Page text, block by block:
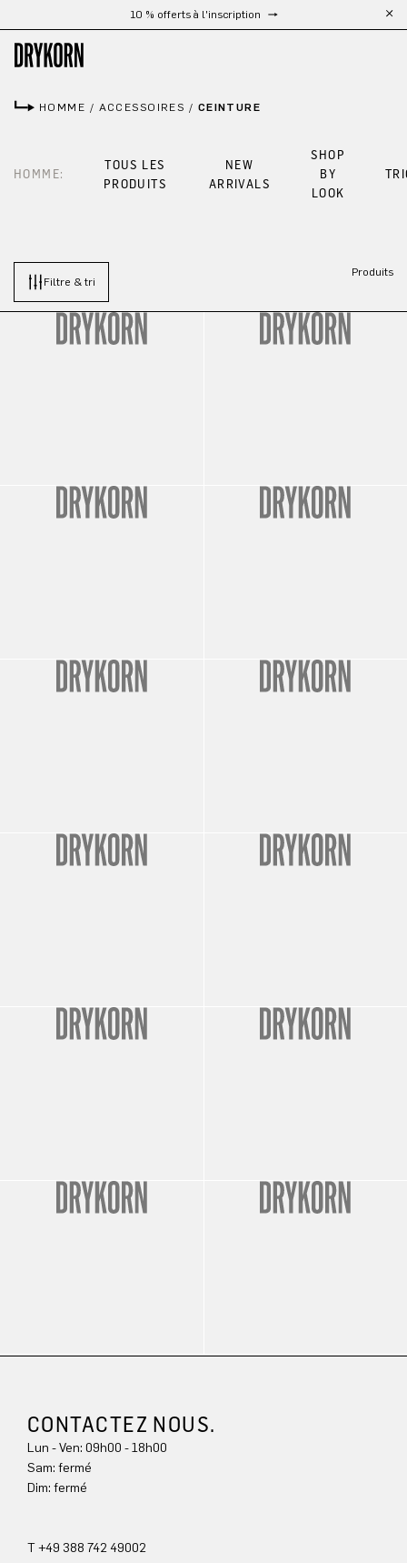
Passer au contenu principal10 % offerts à l'inscription
HOMME / ACCESSOIRES / CEINTURE
HOMME:
TOUS LES
PRODUITS
NEW
ARRIVALS
SHOP
BY
LOOK
Filtre & tri
Produits
CONTACTEZ NOUS.
Lun - Ven: 09h00 - 18h00
Sam: fermé
Dim: fermé
T +49 388 742 49002